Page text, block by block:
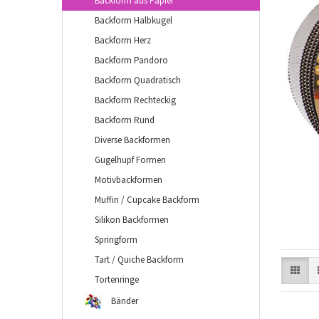
Backform Halbkugel
Backform Herz
Backform Pandoro
Backform Quadratisch
Backform Rechteckig
Backform Rund
Diverse Backformen
Gugelhupf Formen
Motivbackformen
Muffin / Cupcake Backform
Silikon Backformen
Springform
Tart / Quiche Backform
Tortenringe
Bänder